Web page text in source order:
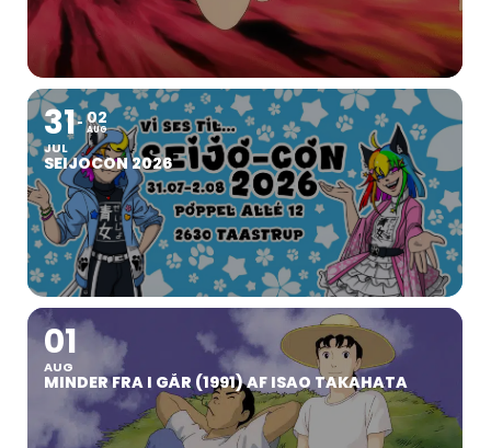
31
JUL
02
AUG
SEIJOCON 2026
01
AUG
MINDER FRA I GÅR (1991) AF ISAO TAKAHATA